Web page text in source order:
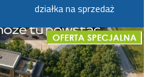
działka na sprzedaż